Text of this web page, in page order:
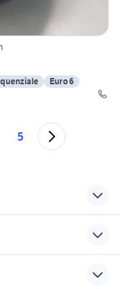
Euro 6
5
auto usate pescara